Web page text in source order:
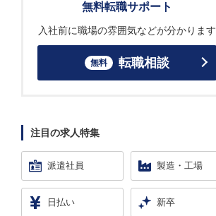
無料転職サポート
入社前に職場の雰囲気などが分かります
無料 転職相談
注目の求人特集
派遣社員 製造・工場
日払い 新卒